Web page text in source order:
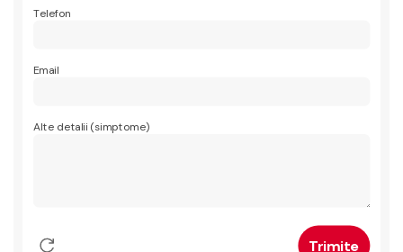
Telefon
Email
Alte detalii (simptome)